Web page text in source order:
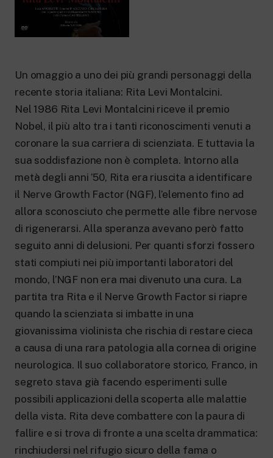
New 24 ore su 24: attualità, ultime notizie
e aggiornamenti.
Rai TgR
Approfondimenti culturali su Arte,
Letteratura, Storia e molto altro.
Rai Cultura
Per le scuole secondarie di I e II grado,
l’Università, i Docenti e l’istruzione degli
adulti.
Rai Scuola
Un omaggio a uno dei più grandi personaggi della
recente storia italiana: Rita Levi Montalcini.
Nel 1986 Rita Levi Montalcini riceve il premio
Nobel, il più alto tra i tanti riconoscimenti venuti a
coronare la sua carriera di scienziata. E tuttavia la
sua soddisfazione non è completa. Intorno alla
metà degli anni ’50, Rita era riuscita a identificare
il Nerve Growth Factor (NGF), l’elemento fino ad
allora sconosciuto che permette alle fibre nervose
di rigenerarsi. Alla speranza avevano però fatto
seguito anni di delusioni. Per quanti sforzi fossero
stati compiuti nei più importanti laboratori del
mondo, l’NGF non era mai divenuto una cura. La
partita tra Rita e il Nerve Growth Factor si riapre
quando la scienziata si imbatte in una
giovanissima violinista che rischia di restare cieca
a causa di una rara patologia alla cornea di origine
neurologica. Il suo collaboratore storico, Franco, in
segreto stava già facendo esperimenti sulle
possibili applicazioni della scoperta alle malattie
della vista. Rita deve combattere con la paura di
fallire e si trova di fronte a una scelta drammatica:
rinchiudersi nel rifugio sicuro della fama o